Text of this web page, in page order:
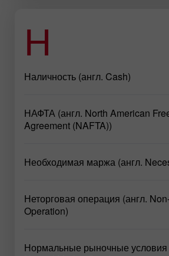
Н
Наличность (англ. Cash)
НАФТА (англ. North American
Agreement (NAFTA))
Необходимая маржа (англ.
Неторговая операция (англ.
Operation)
Нормальные рыночные условия